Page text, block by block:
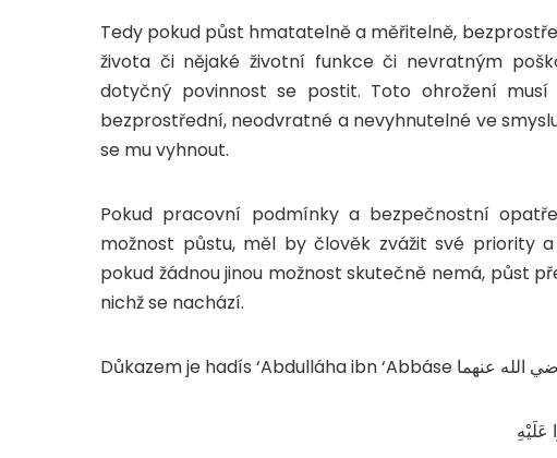
Tedy pokud půst hmatatelně a měřitelně,
života či nějaké životní funkce či nevratným
dotyčný povinnost se postit. Toto ohrožení
bezprostřední, neodvratné a nevyhnutelné ve
se mu vyhnout.
Pokud pracovní podmínky a bezpečnostní
možnost půstu, měl by člověk zvážit své priority
pokud žádnou jinou možnost skutečně nemá, půst
nichž se nachází.
عَلَيْهِ